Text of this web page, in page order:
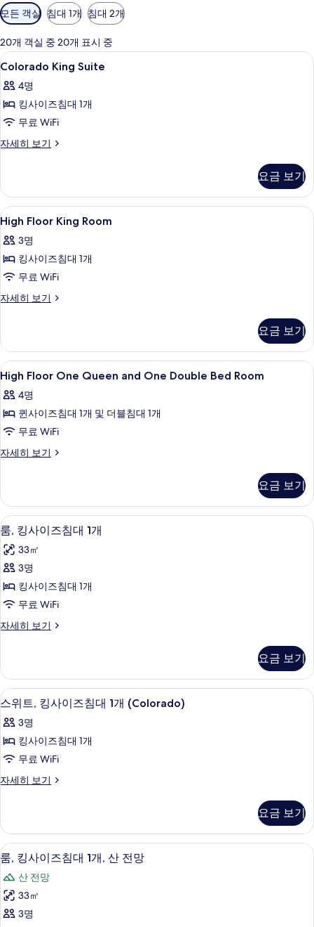
객
실
에
사
용
가
능
한
터
모든 객실 침대 1개 침대 2개
20개 객실 중 20개 표시 중
Colorado
King
Suite
사
진
모
기
고급 침구, 필로우탑 침대, 객실 내 금고
3
Colorado King Suite
4명
킹사이즈침대 1개
무료 WiFi
자세히 보기
Colorado
세
히
보
요금 보기
High
Floor
King
Room
사
진
보
기
1
High Floor King Room
3명
킹사이즈침대 1개
무료 WiFi
자세히 보기
High
자
세
히
기
요금 보기
High
Floor
One
Queen
and
One
Room
사
진
모
두
보
기
고급 침구, 필로우탑 침대, 객실 내 금고
18
High Floor One Queen and One Double Bed Room
4명
퀸사이즈침대 1개 및 더블침대 1개
무료 WiFi
자세히 보기
High
and
One
Double
Bed
Room
자
히
보
요금 보기
룸,
킹
사
이
즈
침
대
개
사
진
모
두
보
기
고급 침구, 필로우탑 침대, 객실 내 금고
5
룸, 킹사이즈침대 1개
33㎡
3명
킹사이즈침대 1개
무료 WiFi
자세히 보기
룸,
즈
침
대
개
자
히
보
기
요금 보기
스
위
트,
킹
사
이
침
대
1
개
(Colorado)
사
스위트, 킹사이즈침대 1개 (Colorado)
7
스위트, 킹사이즈침대 1개 (Colorado)
3명
킹사이즈침대 1개
무료 WiFi
자세히 보기
스
사
이
즈
침
대
(Colorado)
요금 보기
룸,
킹
사
이
즈
룸, 킹사이즈침대 1개, 산 전망 | 산 전망
5
룸, 킹사이즈침대 1개, 산 전망
산 전망
33㎡
3명